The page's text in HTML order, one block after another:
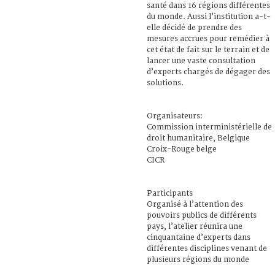
santé dans 16 régions différentes
du monde. Aussi l’institution a-t-
elle décidé de prendre des
mesures accrues pour remédier à
cet état de fait sur le terrain et de
lancer une vaste consultation
d’experts chargés de dégager des
solutions.
Organisateurs:
Commission interministérielle de
droit humanitaire, Belgique
Croix-Rouge belge
CICR
Participants
Organisé à l’attention des
pouvoirs publics de différents
pays, l’atelier réunira une
cinquantaine d’experts dans
différentes disciplines venant de
plusieurs régions du monde